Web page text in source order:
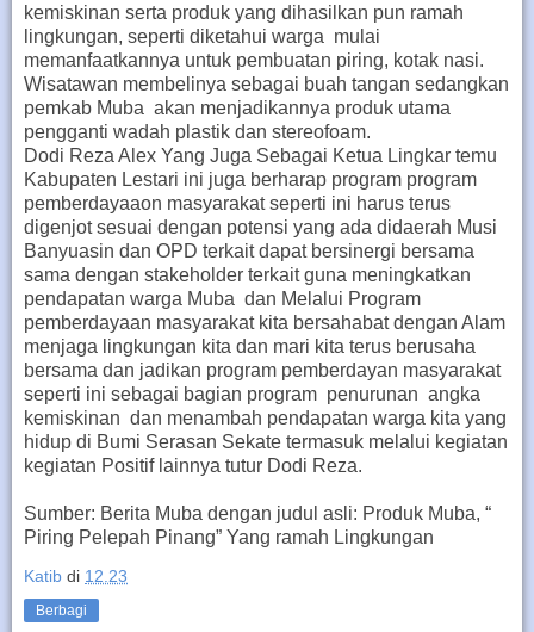
kemiskinan serta produk yang dihasilkan pun ramah
lingkungan, seperti diketahui warga mulai
memanfaatkannya untuk pembuatan piring, kotak nasi.
Wisatawan membelinya sebagai buah tangan sedangkan
pemkab Muba akan menjadikannya produk utama
pengganti wadah plastik dan stereofoam.
Dodi Reza Alex Yang Juga Sebagai Ketua Lingkar temu
Kabupaten Lestari ini juga berharap program program
pemberdayaaon masyarakat seperti ini harus terus
digenjot sesuai dengan potensi yang ada didaerah Musi
Banyuasin dan OPD terkait dapat bersinergi bersama
sama dengan stakeholder terkait guna meningkatkan
pendapatan warga Muba dan Melalui Program
pemberdayaan masyarakat kita bersahabat dengan Alam
menjaga lingkungan kita dan mari kita terus berusaha
bersama dan jadikan program pemberdayan masyarakat
seperti ini sebagai bagian program penurunan angka
kemiskinan dan menambah pendapatan warga kita yang
hidup di Bumi Serasan Sekate termasuk melalui kegiatan
kegiatan Positif lainnya tutur Dodi Reza.
Sumber: Berita Muba dengan judul asli: Produk Muba, “
Piring Pelepah Pinang” Yang ramah Lingkungan
Katib di 12.23
Berbagi